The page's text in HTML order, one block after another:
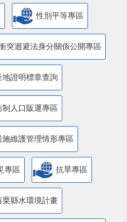
性別平等專區
突迴避法身分關係公開專區
地證明標章查詢
制人口販運專區
施維護管理情形專區
專區 抗旱專區
栗縣水環境計畫